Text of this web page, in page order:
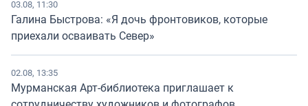
03.08, 11:30
Галина Быстрова: «Я дочь фронтовиков, которые
приехали осваивать Север»
02.08, 13:35
Мурманская Арт-библиотека приглашает к